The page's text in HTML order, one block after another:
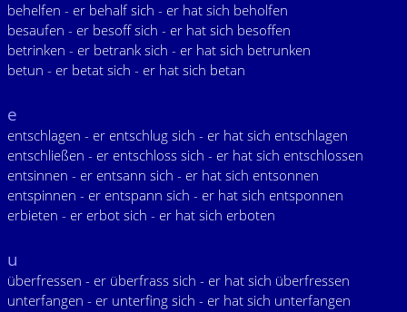
behelfen - er behalf sich - er hat sich beholfen
besaufen - er besoff sich - er hat sich besoffen
betrinken - er betrank sich - er hat sich betrunken
betun - er betat sich - er hat sich betan
e
entschlagen - er entschlug sich - er hat sich entschlagen
entschließen - er entschloss sich - er hat sich entschlossen
entsinnen - er entsann sich - er hat sich entsonnen
entspinnen - er entspann sich - er hat sich entsponnen
erbieten - er erbot sich - er hat sich erboten
u
überfressen - er überfrass sich - er hat sich überfressen
unterfangen - er unterfing sich - er hat sich unterfangen